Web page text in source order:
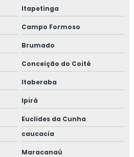
Itapetinga
Campo Formoso
Brumado
Conceição do Coité
Itaberaba
Ipirá
Euclides da Cunha
caucacia
Maracanaú